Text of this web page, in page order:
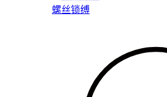
螺丝锁缚